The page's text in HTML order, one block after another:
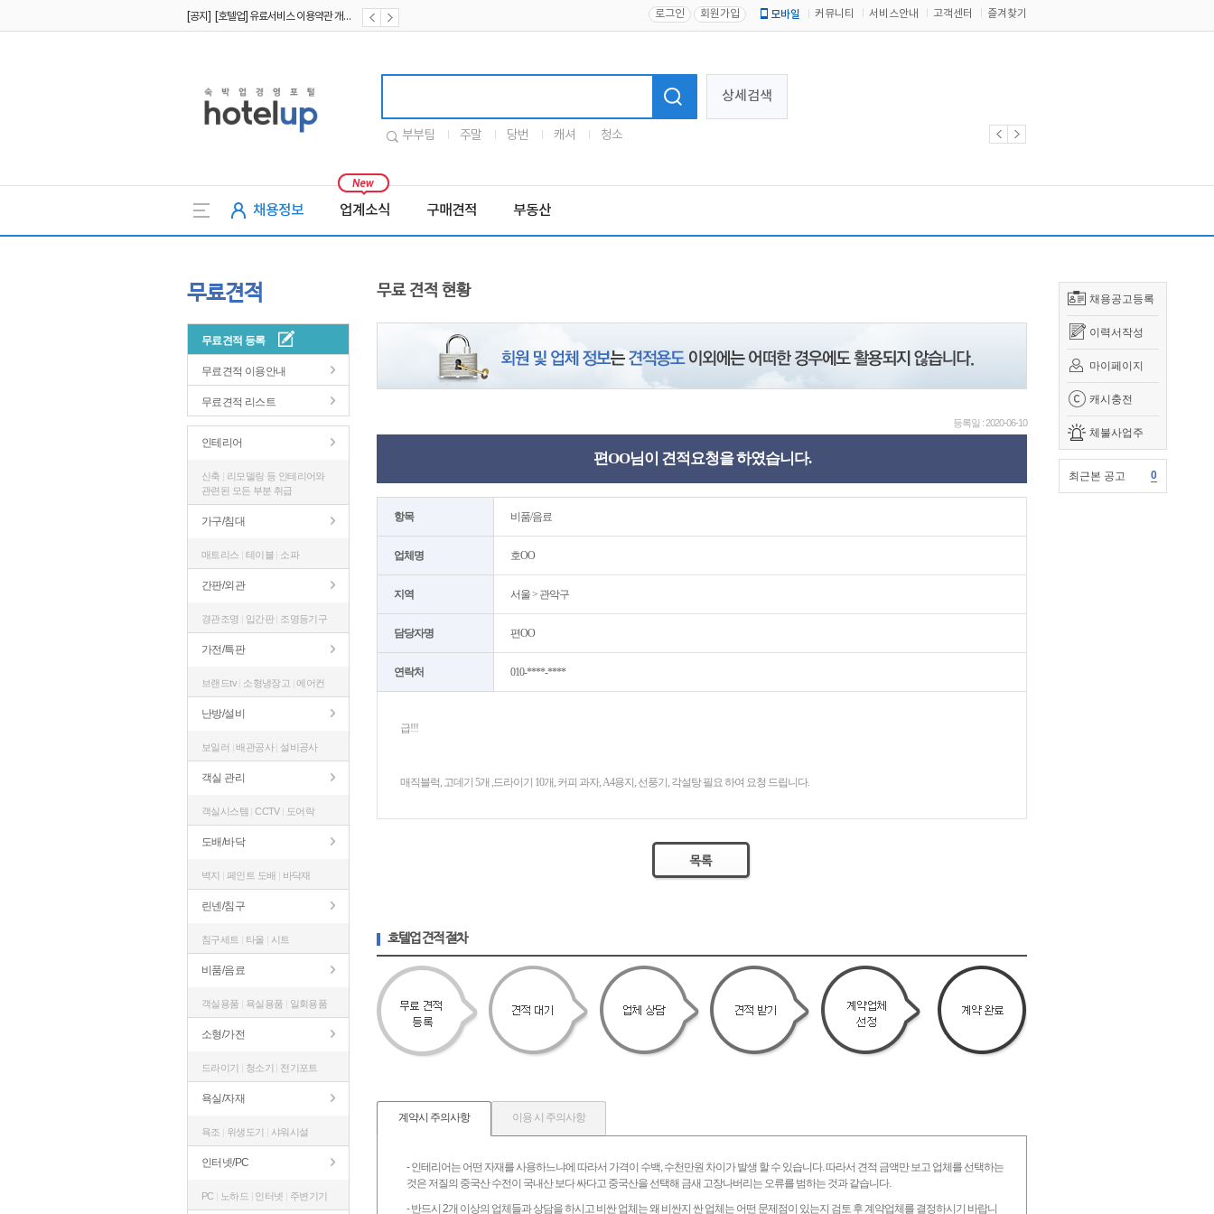
[공지] [호텔업] 유료서비스 이용약관 개정본2 (19.09.02) 로그인 회원가입 모바일 커뮤니티 서비스안내 고객센터 즐겨찾기
상세검색
부부팀 주말 당번 캐셔 청소
채용정보 업계소식 구매견적 부동산
채용공고등록
이력서작성
마이페이지
캐시충전
체불사업주
최근본 공고 0
무료견적
무료견적 등록
무료견적 이용안내
무료견적 리스트
인테리어
신축
리모델링 등 인테리어와
관련된 모든 부분 취급
가구/침대
매트리스 테이블 소파
간판/외관
경관조명 입간판| 조명등기구
가전/특판
브랜드tv 소형냉장고 |에어컨
난방/설비
보일러 |배관공사| 설비공사
객실 관리
객실시스템 |CCTV| 도어락
도배/바닥
벽지 페인트 도배 바닥재
린넨/침구
침구세트 타올 시트
비품/음료
객실용품 욕실용품 일회용품
소형/가전
드라이기 청소기 전기포트
욕실/자재
욕조 위생도기 샤워시설
인터넷/PC
PC 노하드 인터넷 주변기기
무료 견적 현황
등록일 : 2020-06-10
편OO님이 견적요청을 하였습니다.
항목 비품/음료
업체명 호OO
지역 서울 > 관악구
담당자명 편OO
연락처 010-****-****
급!!!
매직블럭, 고데기 5개 ,드라이기 10개, 커피 과자, A4용지, 선풍기, 각설탕 필요 하여 요청 드립니다.
호텔업 견적 절차
계약시 주의사항 이용 시 주의사항
- 인테리어는 어떤 자재를 사용하느냐에 따라서 가격이 수백, 수천만원 차이가 발생 할 수 있습니다. 따라서 견적 금액만 보고 업체를 선택하는
것은 저질의 중국산 수전이 국내산 보다 싸다고 중국산을 선택해 금새 고장나버리는 오류를 범하는 것과 같습니다.
- 반드시 2개 이상의 업체들과 상담을 하시고 비싼 업체는 왜 비싼지 싼 업체는 어떤 문제점이 있는지 검토 후 계약업체를 결정하시기 바랍니